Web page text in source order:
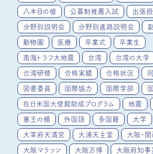
八本目の槍 公募制推薦入試 出張
分野別説明会 分野別進路説明会
動物園 医療 卒業式 卒業生
南海トラフ大地震 台湾 台湾の大学
台湾研修 合格実績 合格状況
図書委員 国際協力 国際学部
在日米国大使館助成プログラム 地震
塞王の楯 外国語 多国籍 大学
大宰府天満宮 大浦天主堂 大阪・
大阪マラソン 大阪万博 大阪府知事